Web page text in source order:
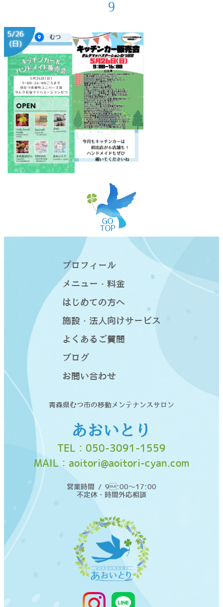
9
青森県むつ市の移動メンテナンスサロン
あおいとり
TEL： 050-3091-1559
MAIL： aoitori@aoitori-cyan.com
営業時間 / 9:00〜17:00
不定休・時間外応相談
プロフィール
メニュー・料金
はじめての方へ
施設・法人向けサービス
よくあるご質問
ブログ
お問い合わせ